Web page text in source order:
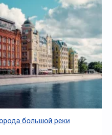
большой реки